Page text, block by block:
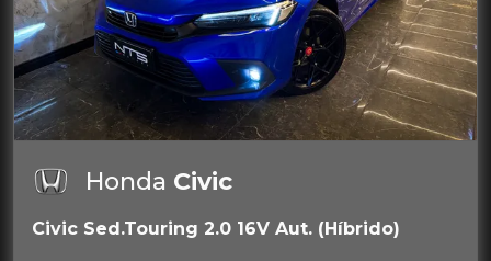
Honda Civic
Civic Sed.Touring 2.0 16V Aut. (Híbrido)